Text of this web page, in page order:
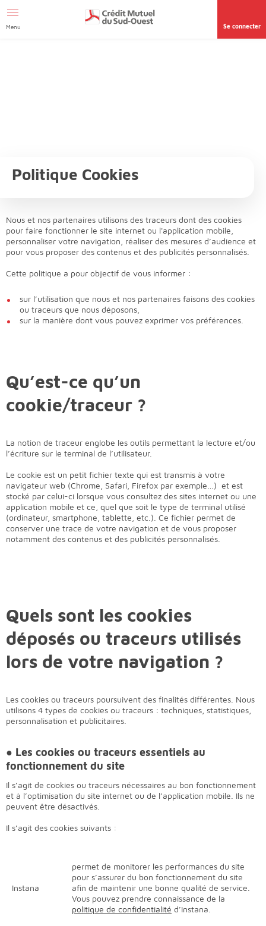
page accessibilité
Menu Se connecter
Politique Cookies
Nous et nos partenaires utilisons des traceurs dont des cookies
pour faire fonctionner le site internet ou l'application mobile,
personnaliser votre navigation, réaliser des mesures d’audience et
pour vous proposer des contenus et des publicités personnalisés.
Cette politique a pour objectif de vous informer :
sur l’utilisation que nous et nos partenaires faisons des cookies
ou traceurs que nous déposons,
sur la manière dont vous pouvez exprimer vos préférences.
Qu’est-ce qu’un
cookie/traceur ?
La notion de traceur englobe les outils permettant la lecture et/ou
l’écriture sur le terminal de l’utilisateur.
Le cookie est un petit fichier texte qui est transmis à votre
navigateur web (Chrome, Safari, Firefox par exemple…) et est
stocké par celui-ci lorsque vous consultez des sites internet ou une
application mobile et ce, quel que soit le type de terminal utilisé
(ordinateur, smartphone, tablette, etc.). Ce fichier permet de
conserver une trace de votre navigation et de vous proposer
notamment des contenus et des publicités personnalisés.
Quels sont les cookies
déposés ou traceurs utilisés
lors de votre navigation ?
Les cookies ou traceurs poursuivent des finalités différentes. Nous
utilisons 4 types de cookies ou traceurs : techniques, statistiques,
personnalisation et publicitaires.
● Les cookies ou traceurs essentiels au
fonctionnement du site
Il s’agit de cookies ou traceurs nécessaires au bon fonctionnement
et à l’optimisation du site internet ou de l’application mobile. Ils ne
peuvent être désactivés.
Il s’agit des cookies suivants :
Instana
permet de monitorer les performances du site
pour s’assurer du bon fonctionnement du site
afin de maintenir une bonne qualité de service.
Vous pouvez prendre connaissance de la
politique de confidentialité d’Instana.